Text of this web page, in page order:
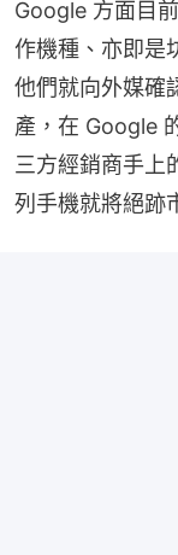
Google 方面目
作機種、亦即是
他們就向外媒確
產，在 Google
三方經銷商手上
列手機就將絕跡